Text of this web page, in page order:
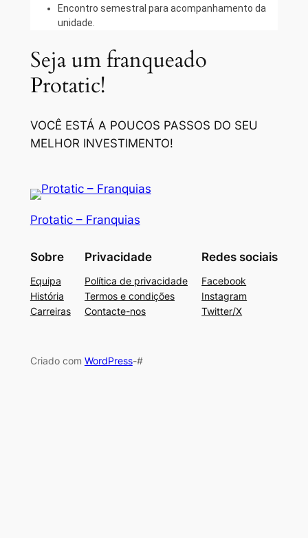
Encontro semestral para acompanhamento da
unidade.
Seja um franqueado
Protatic!
VOCÊ ESTÁ A POUCOS PASSOS DO SEU
MELHOR INVESTIMENTO!
Protatic – Franquias
Sobre
Equipa
História
Carreiras
Privacidade
Política de privacidade
Termos e condições
Contacte-nos
Redes sociais
Facebook
Instagram
Twitter/X
Criado com WordPress-#